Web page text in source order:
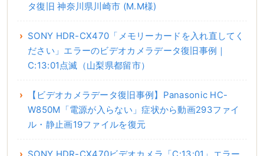
タ復旧 神奈川県川崎市 (M.M様)
SONY HDR-CX470「メモリーカードを入れ直してく
ださい」エラーのビデオカメラデータ復旧事例｜
C:13:01点滅（山梨県都留市）
【ビデオカメラデータ復旧事例】Panasonic HC-
W850M「電源が入らない」症状から動画293ファイ
ル・静止画19ファイルを復元